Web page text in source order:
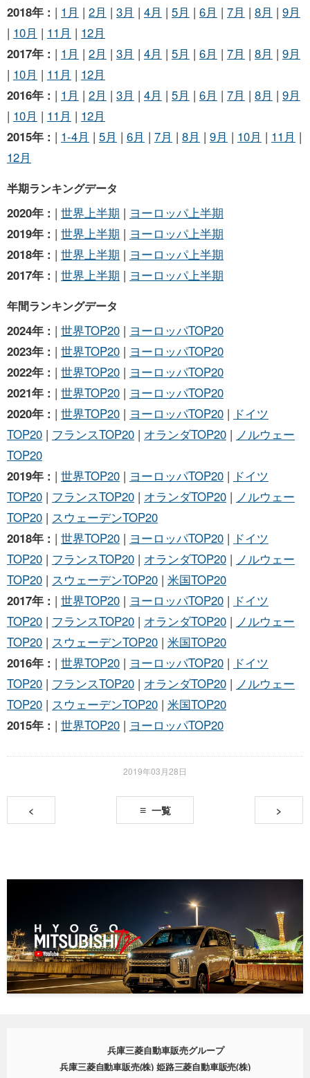
2018年 : | 1月 | 2月 | 3月 | 4月 | 5月 | 6月 | 7月 | 8月 | 9月
| 10月 | 11月 | 12月
2017年 : | 1月 | 2月 | 3月 | 4月 | 5月 | 6月 | 7月 | 8月 | 9月
| 10月 | 11月 | 12月
2016年 : | 1月 | 2月 | 3月 | 4月 | 5月 | 6月 | 7月 | 8月 | 9月
| 10月 | 11月 | 12月
2015年 : | 1-4月 | 5月 | 6月 | 7月 | 8月 | 9月 | 10月 | 11月 |
12月
半期ランキングデータ
2020年 : | 世界上半期 | ヨーロッパ上半期
2019年 : | 世界上半期 | ヨーロッパ上半期
2018年 : | 世界上半期 | ヨーロッパ上半期
2017年 : | 世界上半期 | ヨーロッパ上半期
年間ランキングデータ
2024年 : | 世界TOP20 | ヨーロッパTOP20
2023年 : | 世界TOP20 | ヨーロッパTOP20
2022年 : | 世界TOP20 | ヨーロッパTOP20
2021年 : | 世界TOP20 | ヨーロッパTOP20
2020年 : | 世界TOP20 | ヨーロッパTOP20 | ドイツ
TOP20 | フランスTOP20 | オランダTOP20 | ノルウェー
TOP20
2019年 : | 世界TOP20 | ヨーロッパTOP20 | ドイツ
TOP20 | フランスTOP20 | オランダTOP20 | ノルウェー
TOP20 | スウェーデンTOP20
2018年 : | 世界TOP20 | ヨーロッパTOP20 | ドイツ
TOP20 | フランスTOP20 | オランダTOP20 | ノルウェー
TOP20 | スウェーデンTOP20 | 米国TOP20
2017年 : | 世界TOP20 | ヨーロッパTOP20 | ドイツ
TOP20 | フランスTOP20 | オランダTOP20 | ノルウェー
TOP20 | スウェーデンTOP20 | 米国TOP20
2016年 : | 世界TOP20 | ヨーロッパTOP20 | ドイツ
TOP20 | フランスTOP20 | オランダTOP20 | ノルウェー
TOP20 | スウェーデンTOP20 | 米国TOP20
2015年 : | 世界TOP20 | ヨーロッパTOP20
2019年03月28日
< 一覧 >
兵庫三菱自動車販売グループ
兵庫三菱自動車販売(株) 姫路三菱自動車販売(株)